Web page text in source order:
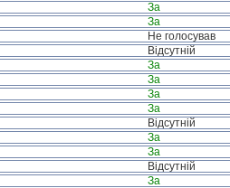
За
За
Не голосував
Відсутній
За
За
За
За
Відсутній
За
За
Відсутній
За